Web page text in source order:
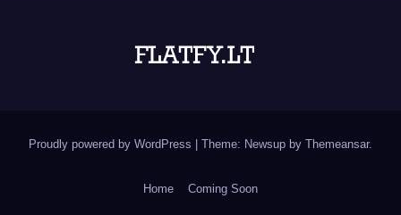
Proudly powered by WordPress Theme: Newsup by Themeansar.
Home Coming Soon